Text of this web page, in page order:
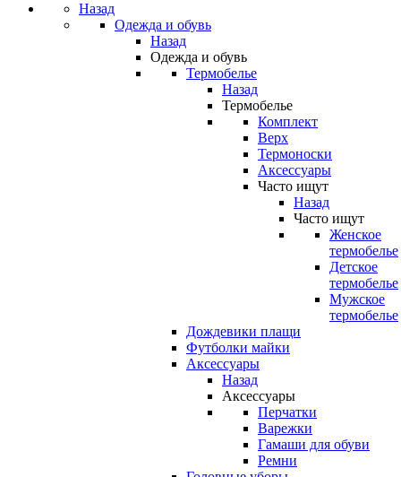
Назад
Одежда и обувь
Назад
Одежда и обувь
Термобелье
Назад
Термобелье
Комплект
Верх
Термоноски
Аксессуары
Часто ищут
Назад
Часто ищут
Женское
термобелье
Детское
термобелье
Мужское
термобелье
Дождевики плащи
Футболки майки
Аксессуары
Назад
Аксессуары
Перчатки
Варежки
Гамаши для обуви
Ремни